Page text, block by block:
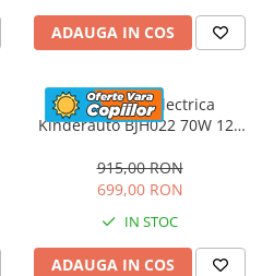
ADAUGA IN COS
Motocicleta electrica
Kinderauto BJH022 70W 12V
culoare Rosie
915,00 RON
699,00 RON
IN STOC
ADAUGA IN COS